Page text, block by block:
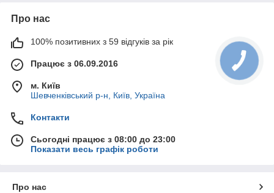
Про нас
100% позитивних з 59 відгуків за рік
Працює з 06.09.2016
м. Київ
Шевченківський р-н, Київ, Україна
Контакти
Сьогодні працює з 08:00 до 23:00
Показати весь графік роботи
Про нас